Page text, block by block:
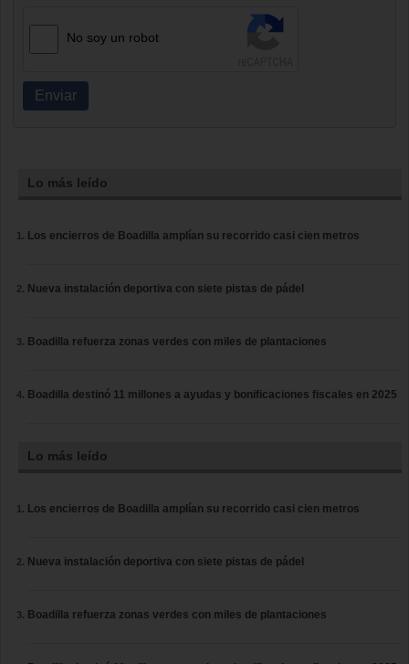
No soy un robot
Enviar
Lo más leído
Los encierros de Boadilla amplían su recorrido casi cien metros
Nueva instalación deportiva con siete pistas de pádel
Boadilla refuerza zonas verdes con miles de plantaciones
Boadilla destinó 11 millones a ayudas y bonificaciones fiscales en 2025
Lo más leído
Los encierros de Boadilla amplían su recorrido casi cien metros
Nueva instalación deportiva con siete pistas de pádel
Boadilla refuerza zonas verdes con miles de plantaciones